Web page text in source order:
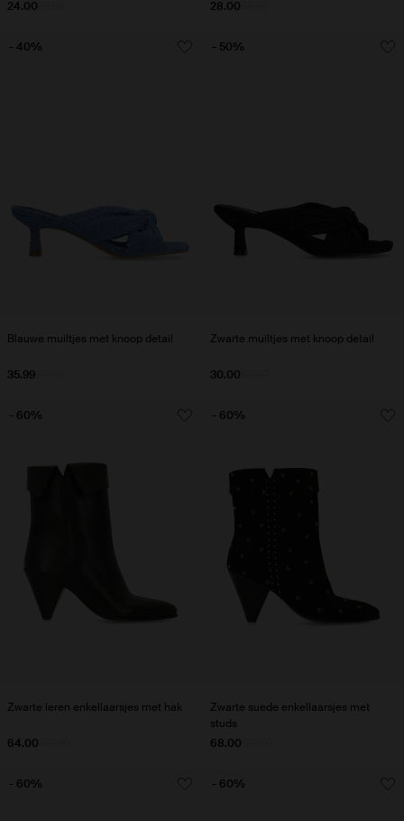
24.00 28.00
Blauwe muiltjes met knoop detail
35.99
- 40%
Zwarte muiltjes met knoop detail
30.00
- 50%
Zwarte leren enkellaarsjes met hak
64.00
- 60%
Zwarte suède enkellaarsjes met
studs
68.00
- 60%
- 60% - 60%